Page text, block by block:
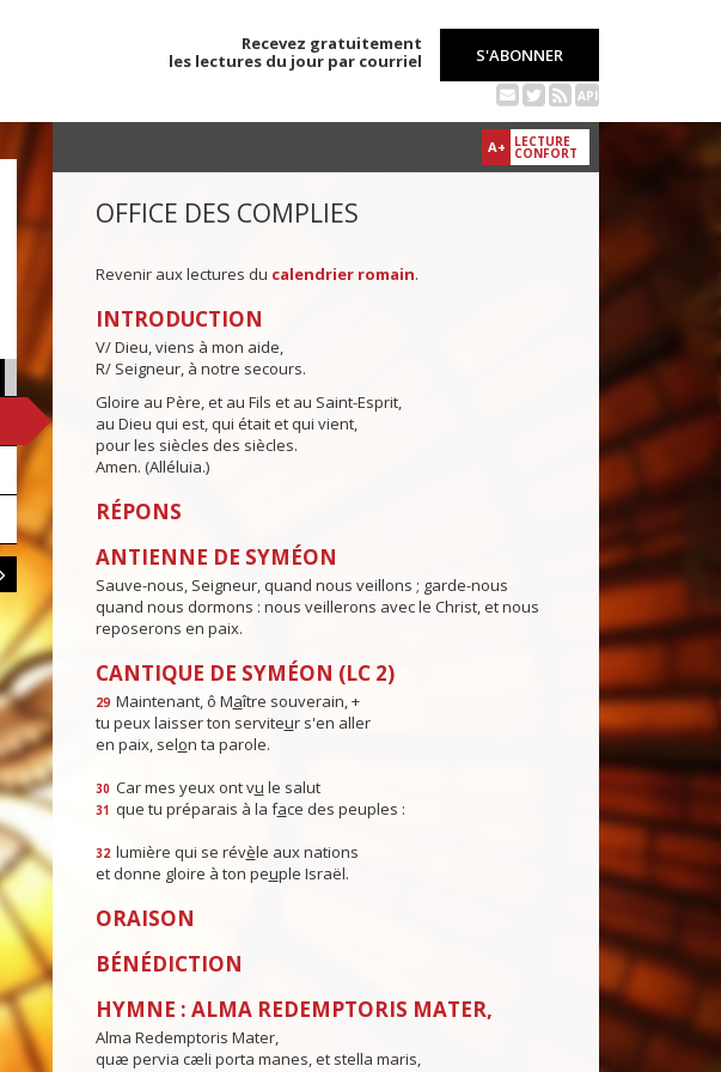
Recevez gratuitement
les lectures du jour par courriel
S'ABONNER
API
A+ LECTURE
CONFORT
OFFICE DES COMPLIES
Revenir aux lectures du calendrier romain.
INTRODUCTION
V/ Dieu, viens à mon aide,
R/ Seigneur, à notre secours.
Gloire au Père, et au Fils et au Saint-Esprit,
au Dieu qui est, qui était et qui vient,
pour les siècles des siècles.
Amen. (Alléluia.)
RÉPONS
ANTIENNE DE SYMÉON
Sauve-nous, Seigneur, quand nous veillons ; garde-nous
quand nous dormons : nous veillerons avec le Christ, et nous
reposerons en paix.
CANTIQUE DE SYMÉON (LC 2)
29 Maintenant, ô Maître souverain, +
tu peux laisser ton serviteur s'en aller
en paix, selon ta parole.
30 Car mes yeux ont vu le salut
31 que tu préparais à la face des peuples :
32 lumière qui se révèle aux nations
et donne gloire à ton peuple Israël.
ORAISON
BÉNÉDICTION
HYMNE : ALMA REDEMPTORIS MATER,
Alma Redemptoris Mater,
quæ pervia cæli porta manes, et stella maris,